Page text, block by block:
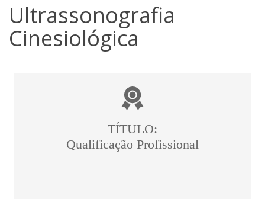
Ultrassonografia
Cinesiológica